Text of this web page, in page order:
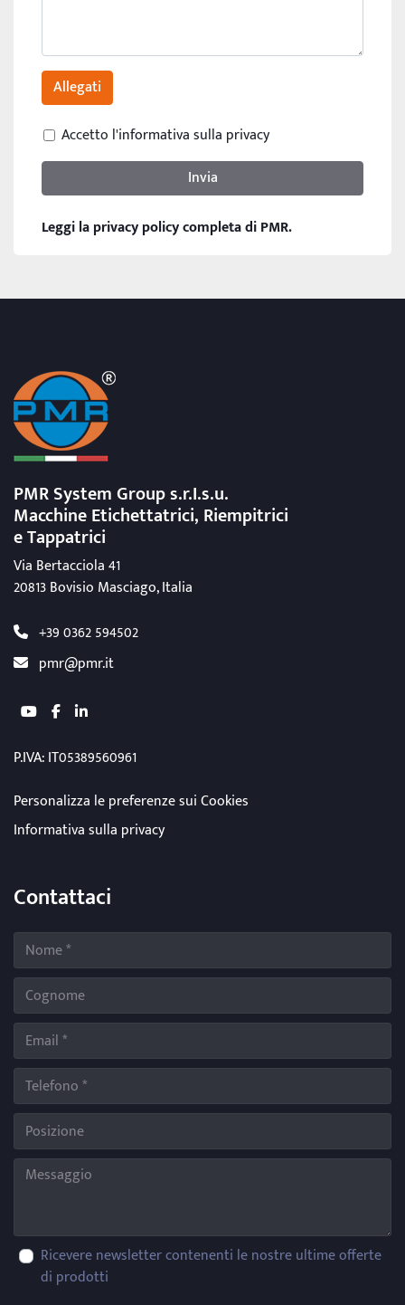
Allegati
Accetto l'informativa sulla privacy
Invia
Leggi la privacy policy completa di PMR.
PMR System Group s.r.I.s.u.
Macchine Etichettatrici, Riempitrici
e Tappatrici
Via Bertacciola 41
20813 Bovisio Masciago, Italia
+39 0362 594502
pmr@pmr.it
youtubefacebooklinkedin
P.IVA: IT05389560961
Personalizza le preferenze sui Cookies
Informativa sulla privacy
Contattaci
Ricevere newsletter contenenti le nostre ultime offerte
di prodotti